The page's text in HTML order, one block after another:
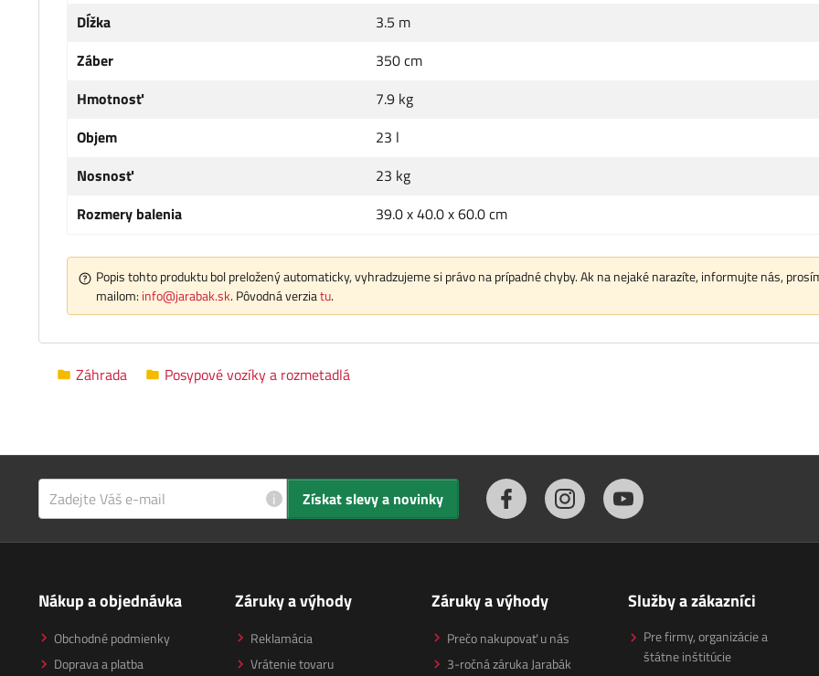
Dĺžka
3.5 m
Záber
350 cm
Hmotnosť
7.9 kg
Objem
23 l
Nosnosť
23 kg
Rozmery balenia
39.0 x 40.0 x 60.0 cm
Popis tohto produktu bol preložený automaticky, vyhradzujeme si právo na prípadné chyby. Ak na nejaké narazíte, informujte nás,
mailom: info@jarabak.sk. Pôvodná verziatu.
Záhrada Posypové vozíky a rozmetadlá
i Získat slevy a novinky
Nákup a objednávka
Obchodné podmienky
Doprava a platba
Záruky a výhody
Reklamácia
Vrátenie tovaru
Záruky a výhody
Prečo nakupovať u nás
3-ročná záruka Jarabák
Služby a zákazníci
Pre firmy, organizácie a
štátne inštitúcie